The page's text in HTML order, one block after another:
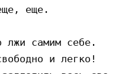
еще.
лжи самим себе.
и легко!